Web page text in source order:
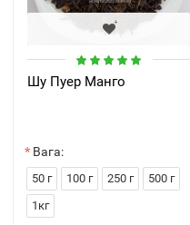
Шу Пуер Манго
Вага:
50 г 100 г 250 г
500 г
1кг